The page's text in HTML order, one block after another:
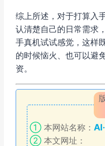
综上所述，对于打算入
认清楚自己的日常需求
手真机试试感觉，这样
的时候恼火、也可以避
资。
① 本网站名称：
② 本文网址：